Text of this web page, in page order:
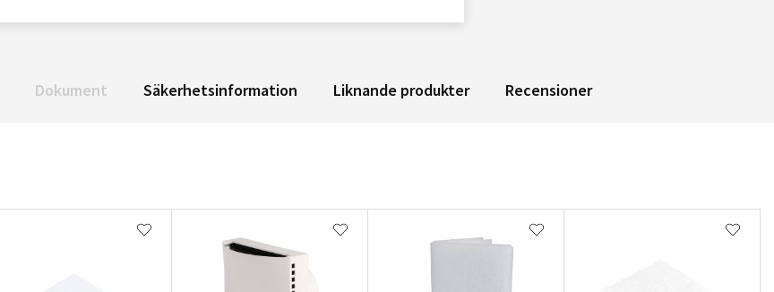
Dokument Säkerhetsinformation Liknande produkter Recensioner